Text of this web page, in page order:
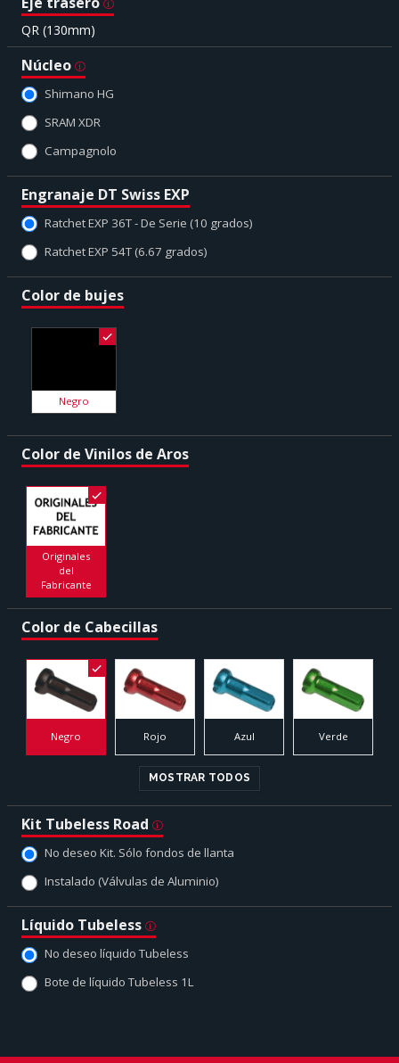
QR (130mm)
Núcleo
Shimano HG
SRAM XDR
Campagnolo
Engranaje DT Swiss EXP
Ratchet EXP 36T - De Serie (10 grados)
Ratchet EXP 54T (6.67 grados)
Color de bujes
Negro
Color de Vinilos de Aros
Originales
del
Fabricante
Color de Cabecillas
Negro Rojo Azul Verde
MOSTRAR TODOS
Kit Tubeless Road
No deseo Kit. Sólo fondos de llanta
Instalado (Válvulas de Aluminio)
Líquido Tubeless
No deseo líquido Tubeless
Bote de líquido Tubeless 1L